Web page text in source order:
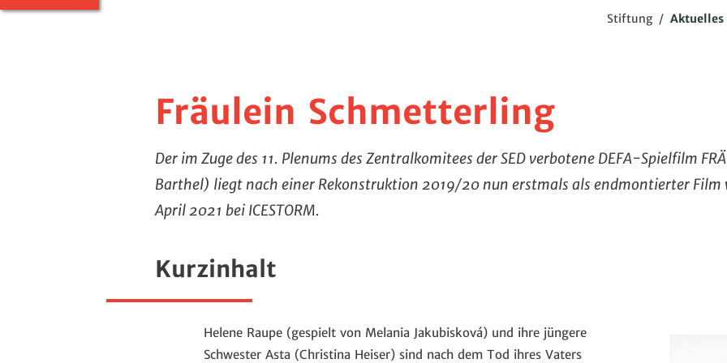
Stiftung / Aktuelles
Fräulein Schmetterling
Der im Zuge des 11. Plenums des Zentralkomitees der SED verbotene DEFA-Spielfilm
Barthel) liegt nach einer Rekonstruktion 2019/20 nun erstmals als endmontierter Film
April 2021 bei ICESTORM.
Kurzinhalt
Helene Raupe (gespielt von Melania Jakubisková) und ihre jüngere
Schwester Asta (Christina Heiser) sind nach dem Tod ihres Vaters